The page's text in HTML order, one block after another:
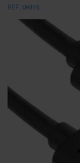
REF: UH016